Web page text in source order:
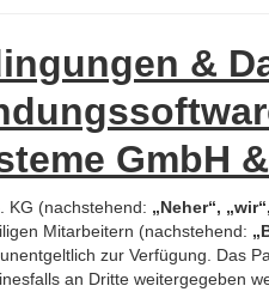
&
GmbH
KG (nachstehend: „Neher“,
Mitarbeitern (nachstehend:
zur Verfügung. Das
an Dritte weitergegeben